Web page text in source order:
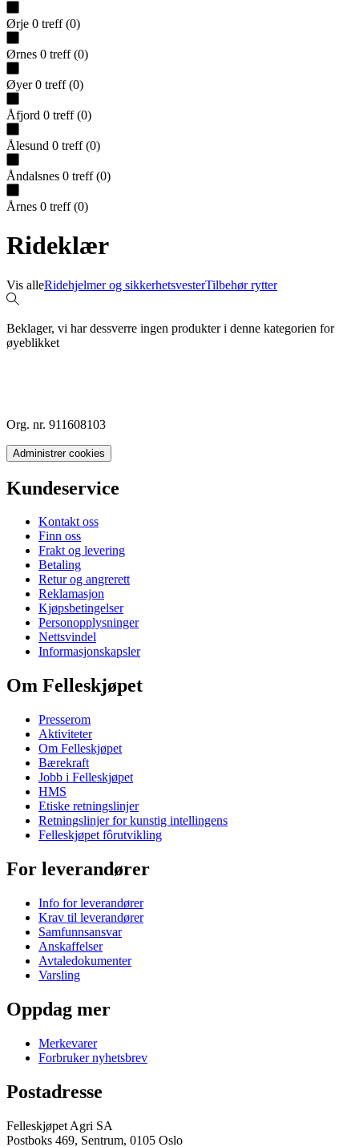
Ørje 0 treff (0)
Ørnes 0 treff (0)
Øyer 0 treff (0)
Åfjord 0 treff (0)
Ålesund 0 treff (0)
Åndalsnes 0 treff (0)
Årnes 0 treff (0)
Rideklær
Vis alleRidehjelmer og sikkerhetsvesterTilbehør rytter
Beklager, vi har dessverre ingen produkter i denne kategorien for
øyeblikket
Org. nr. 911608103
Administrer cookies
Kundeservice
Kontakt oss
Finn oss
Frakt og levering
Betaling
Retur og angrerett
Reklamasjon
Kjøpsbetingelser
Personopplysninger
Nettsvindel
Informasjonskapsler
Om Felleskjøpet
Presserom
Aktiviteter
Om Felleskjøpet
Bærekraft
Jobb i Felleskjøpet
HMS
Etiske retningslinjer
Retningslinjer for kunstig intellingens
Felleskjøpet fôrutvikling
For leverandører
Info for leverandører
Krav til leverandører
Samfunnsansvar
Anskaffelser
Avtaledokumenter
Varsling
Oppdag mer
Merkevarer
Forbruker nyhetsbrev
Postadresse
Felleskjøpet Agri SA
Postboks 469, Sentrum, 0105 Oslo